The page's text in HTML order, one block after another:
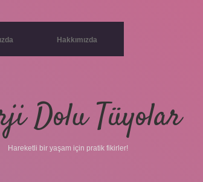
Hakkımızda
Dolu Tüyolar
Hareketli bir yaşam için pratik fikirler!